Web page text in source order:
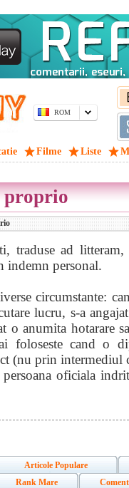
ROM
Filme Liste
proprio
traduse ad litteram,
indemn personal.
circumstante:
lucru, s-a
o anumita hotarare
foloseste cand o
(nu prin intermediul
oficiala
Articole Populare
Rank Mare